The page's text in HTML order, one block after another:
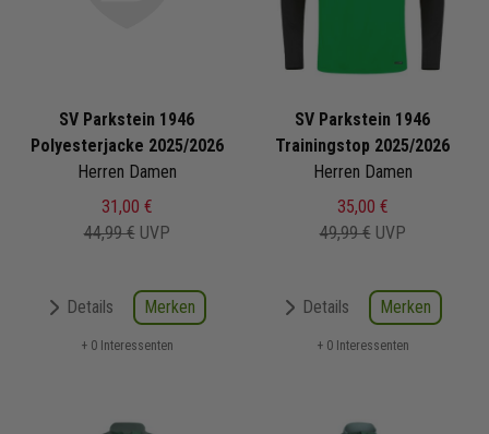
SV Parkstein 1946
Polyesterjacke 2025/2026
Herren Damen
31,00 €
44,99 € UVP
Details Merken
+ 0 Interessenten
SV Parkstein 1946
Trainingstop 2025/2026
Herren Damen
35,00 €
49,99 € UVP
Details Merken
+ 0 Interessenten